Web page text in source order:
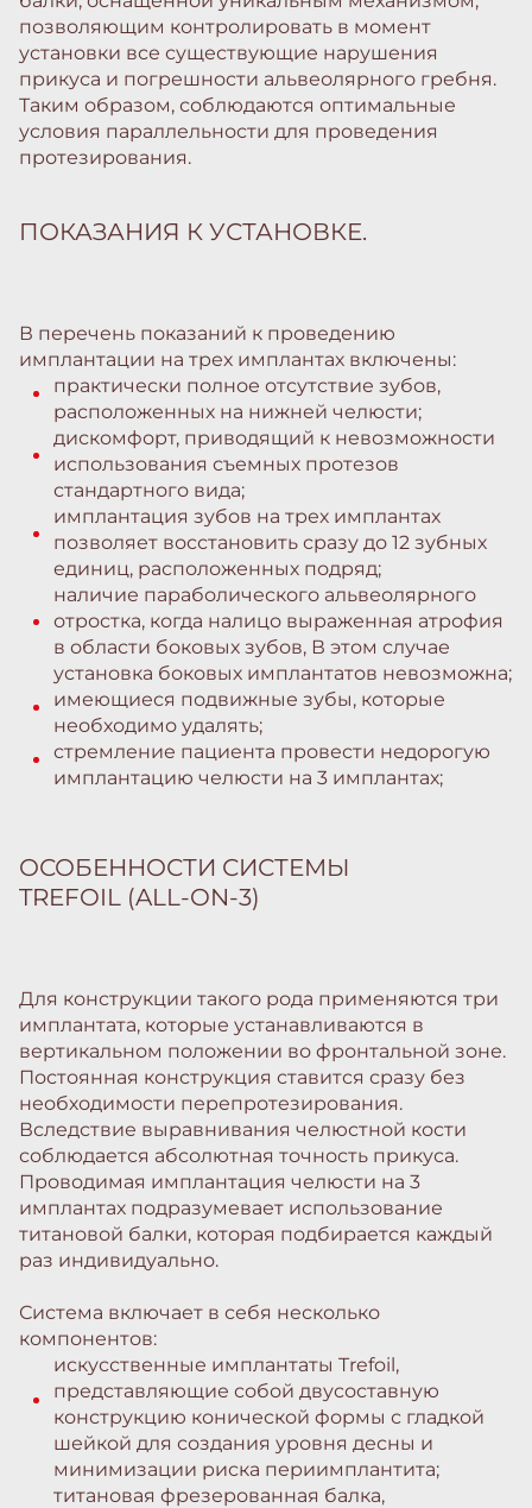
позволяющим контролировать в момент
установки все существующие нарушения
прикуса и погрешности альвеолярного гребня.
Таким образом, соблюдаются оптимальные
условия параллельности для проведения
протезирования.
ПОКАЗАНИЯ К УСТАНОВКЕ.
В перечень показаний к проведению
имплантации на трех имплантах включены:
практически полное отсутствие зубов,
расположенных на нижней челюсти;
дискомфорт, приводящий к невозможности
использования съемных протезов
стандартного вида;
имплантация зубов на трех имплантах
позволяет восстановить сразу до 12 зубных
единиц, расположенных подряд;
наличие параболического альвеолярного
отростка, когда налицо выраженная атрофия
в области боковых зубов, В этом случае
установка боковых имплантатов невозможна;
имеющиеся подвижные зубы, которые
необходимо удалять;
стремление пациента провести недорогую
имплантацию челюсти на 3 имплантах;
ОСОБЕННОСТИ СИСТЕМЫ
TREFOIL (ALL-ON-3)
Для конструкции такого рода применяются три
имплантата, которые устанавливаются в
вертикальном положении во фронтальной зоне.
Постоянная конструкция ставится сразу без
необходимости перепротезирования.
Вследствие выравнивания челюстной кости
соблюдается абсолютная точность прикуса.
Проводимая имплантация челюсти на 3
имплантах подразумевает использование
титановой балки, которая подбирается каждый
раз индивидуально.
Система включает в себя несколько
компонентов:
искусственные имплантаты Trefoil,
представляющие собой двусоставную
конструкцию конической формы с гладкой
шейкой для создания уровня десны и
минимизации риска периимплантита;
титановая фрезерованная балка,